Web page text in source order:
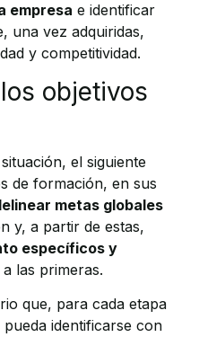
empresa e identificar
una vez adquiridas,
y competitividad.
objetivos
el siguiente
de formación, en sus
metas globales
y, a partir de estas,
específicos y
las primeras.
que, para cada etapa
identificarse con